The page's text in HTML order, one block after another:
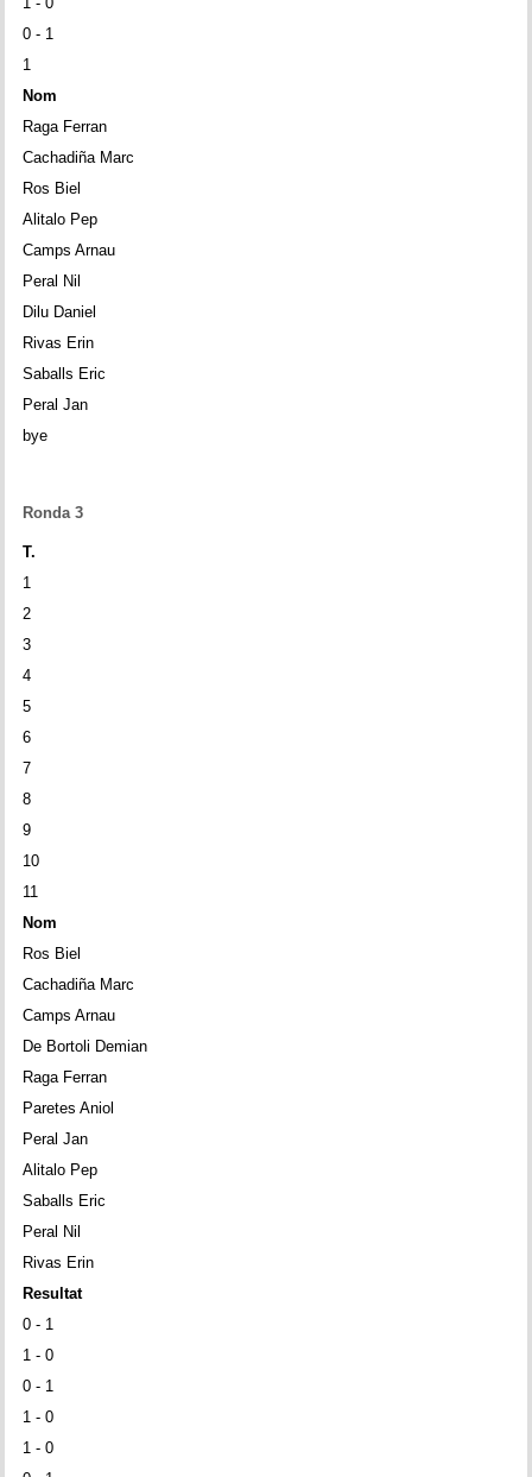
0 - 1
1
Nom
Raga Ferran
Cachadiña Marc
Ros Biel
Alitalo Pep
Camps Arnau
Peral Nil
Dilu Daniel
Rivas Erin
Saballs Eric
Peral Jan
bye
Ronda 3
T.
1
2
3
4
5
6
7
8
9
10
11
Nom
Ros Biel
Cachadiña Marc
Camps Arnau
De Bortoli Demian
Raga Ferran
Paretes Aniol
Peral Jan
Alitalo Pep
Saballs Eric
Peral Nil
Rivas Erin
Resultat
0 - 1
1 - 0
0 - 1
1 - 0
1 - 0